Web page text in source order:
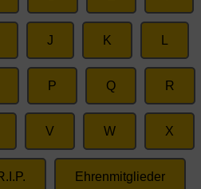
J K
P Q R
V W X
Ehrenmitglieder